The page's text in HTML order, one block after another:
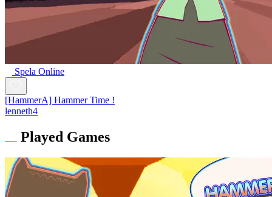
Spela Online
[HammerA] Hammer Time !
lenneth4
Played Games